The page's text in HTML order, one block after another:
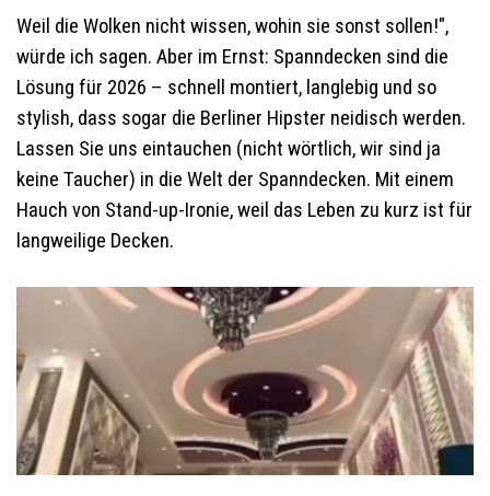
Weil die Wolken nicht wissen, wohin sie sonst sollen!",
würde ich sagen. Aber im Ernst: Spanndecken sind die
Lösung für 2026 – schnell montiert, langlebig und so
stylish, dass sogar die Berliner Hipster neidisch werden.
Lassen Sie uns eintauchen (nicht wörtlich, wir sind ja
keine Taucher) in die Welt der Spanndecken. Mit einem
Hauch von Stand-up-Ironie, weil das Leben zu kurz ist für
langweilige Decken.